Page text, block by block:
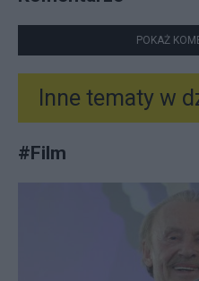
POKAŻ
Inne tematy w
#Film